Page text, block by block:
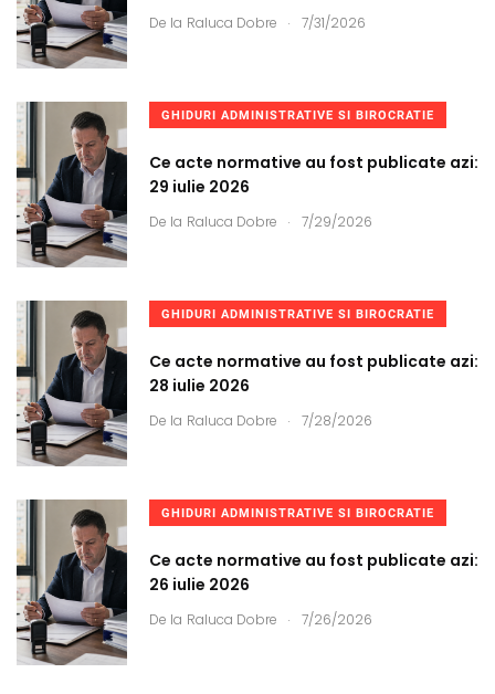
De la Raluca Dobre . 7/31/2026
GHIDURI ADMINISTRATIVE SI BIROCRATIE
Ce acte normative au fost publicate azi:
29 iulie 2026
De la Raluca Dobre . 7/29/2026
GHIDURI ADMINISTRATIVE SI BIROCRATIE
Ce acte normative au fost publicate azi:
28 iulie 2026
De la Raluca Dobre . 7/28/2026
GHIDURI ADMINISTRATIVE SI BIROCRATIE
Ce acte normative au fost publicate azi:
26 iulie 2026
De la Raluca Dobre . 7/26/2026